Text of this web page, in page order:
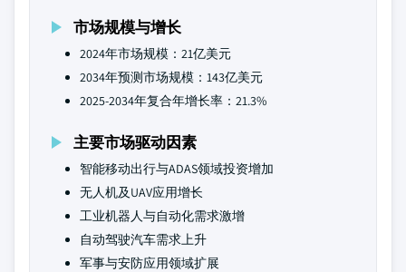
市场规模与增长
2024年市场规模：21亿美元
2034年预测市场规模：143亿美元
2025-2034年复合年增长率：21.3%
主要市场驱动因素
智能移动出行与ADAS领域投资增加
无人机及UAV应用增长
工业机器人与自动化需求激增
自动驾驶汽车需求上升
军事与安防应用领域扩展